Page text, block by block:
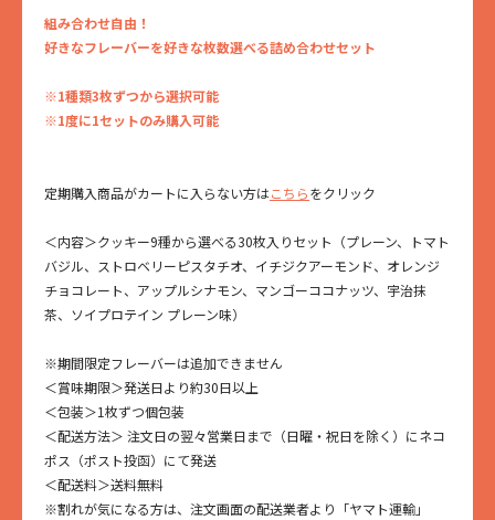
組み合わせ自由！
好きなフレーバーを好きな枚数選べる詰め合わせセット
※1種類3枚ずつから選択可能
定期購入商品がカートに入らない方はこちらをクリック
＜内容＞クッキー9種から選べる30枚入りセット（プレーン、トマト
バジル、ストロベリーピスタチオ、イチジクアーモンド、オレンジ
チョコレート、アップルシナモン、マンゴーココナッツ、宇治抹
茶、ソイプロテイン プレーン味）
※期間限定フレーバーは追加できません
＜賞味期限＞発送日より約30日以上
＜包装＞1枚ずつ個包装
＜配送方法＞ 注文日の翌々営業日まで（日曜・祝日を除く）にネコ
ポス（ポスト投函）にて発送
＜配送料＞送料無料
※割れが気になる方は、注文画面の配送業者より「ヤマト運輸」